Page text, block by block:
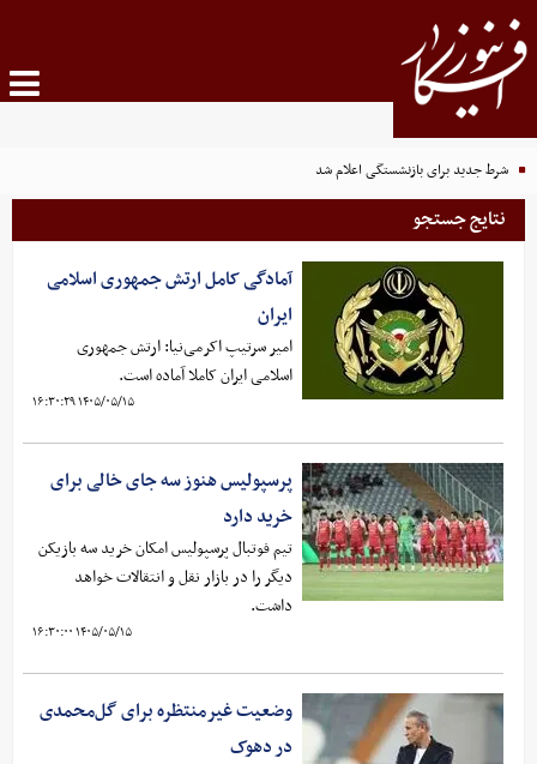
شرط جدید برای بازنشستگی اعلام شد
نتایج جستجو
آمادگی کامل ارتش جمهوری اسلامی
ایران
امیر سرتیپ اکرمی‌نیا: ارتش جمهوری
اسلامی ایران کاملا آماده است.
۱۴۰۵/۰۵/۱۵ ۱۶:۳۰:۲۹
پرسپولیس هنوز سه جای خالی برای
خرید دارد
تیم فوتبال پرسپولیس امکان خرید سه بازیکن
دیگر را در بازار نقل و انتقالات خواهد
داشت.
۱۴۰۵/۰۵/۱۵ ۱۶:۳۰:۰۰
وضعیت غیرمنتظره برای گل‌محمدی
در دهوک